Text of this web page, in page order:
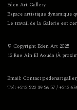
Eden Art Gallery
Espace artistique dynamique
Le travail de la Galerie est
© Copyright Eden Art 2025
12 Rue Ain El Aouda (À
Email:
Tel: +212 522 39 56 57 / +212